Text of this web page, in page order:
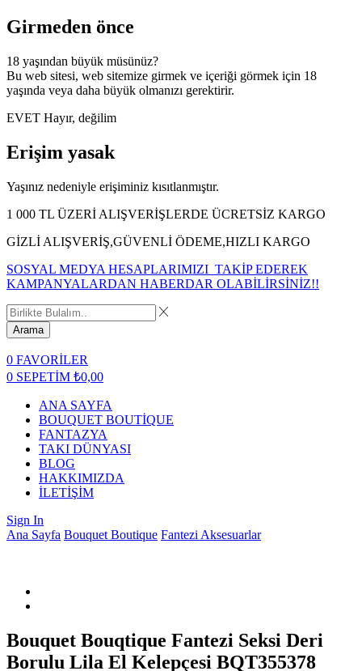
Girmeden önce
18 yaşından büyük müsünüz?
Bu web sitesi, web sitemize girmek ve içeriği görmek için 18
yaşında veya daha büyük olmanızı gerektirir.
EVET Hayır, değilim
Erişim yasak
Yaşınız nedeniyle erişiminiz kısıtlanmıştır.
1 000 TL ÜZERİ ALIŞVERİŞLERDE ÜCRETSİZ KARGO
GİZLİ ALIŞVERİŞ,GÜVENLİ ÖDEME,HIZLI KARGO
SOSYAL MEDYA HESAPLARIMIZI TAKİP EDEREK
KAMPANYALARDAN HABERDAR OLABİLİRSİNİZ!!
Arama
0 FAVORİLER
0 SEPETİM ₺0,00
ANA SAYFA
BOUQUET BOUTİQUE
FANTAZYA
TAKI DÜNYASI
BLOG
HAKKIMIZDA
İLETİŞİM
Sign In
Ana Sayfa Bouquet Boutique Fantezi Aksesuarlar
Bouquet Bouqtique Fantezi Seksi Deri
Borulu Lila El Kelepçesi BQT355378